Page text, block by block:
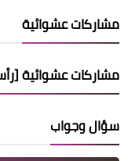
مشاركات عشوائية
مشاركات عشوائية
سؤال وجواب